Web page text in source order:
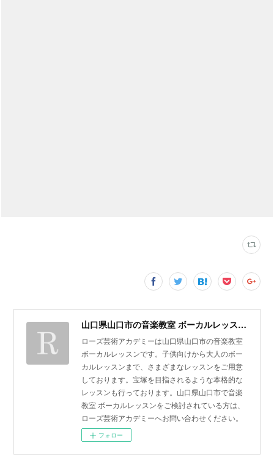
山口県山口市の音楽教室 ボーカルレッスン | ローズ芸術アカデミー
ローズ芸術アカデミーは山口県山口市の音楽教室
ボーカルレッスンです。子供向けから大人のボー
カルレッスンまで、さまざまなレッスンをご用意
しております。宝塚を目指されるような本格的な
レッスンも行っております。山口県山口市で音楽
教室 ボーカルレッスンをご検討されている方は、
ローズ芸術アカデミーへお問い合わせください。
フォロー